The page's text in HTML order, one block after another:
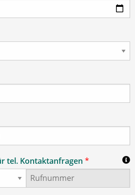
tel. Kontaktanfragen *